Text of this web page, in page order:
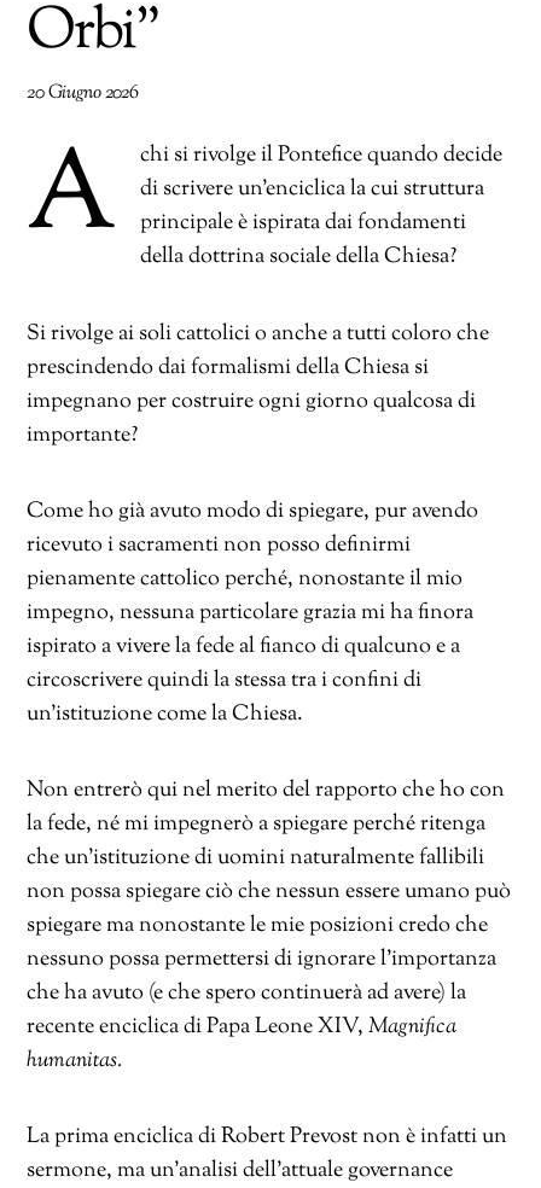
Orbi”
20 Giugno 2026
A
chi si rivolge il Pontefice quando decide
di scrivere un’enciclica la cui struttura
principale è ispirata dai fondamenti
della dottrina sociale della Chiesa?
Si rivolge ai soli cattolici o anche a tutti coloro che
prescindendo dai formalismi della Chiesa si
impegnano per costruire ogni giorno qualcosa di
importante?
Come ho già avuto modo di spiegare, pur avendo
ricevuto i sacramenti non posso definirmi
pienamente cattolico perché, nonostante il mio
impegno, nessuna particolare grazia mi ha finora
ispirato a vivere la fede al fianco di qualcuno e a
circoscrivere quindi la stessa tra i confini di
un’istituzione come la Chiesa.
Non entrerò qui nel merito del rapporto che ho con
la fede, né mi impegnerò a spiegare perché ritenga
che un’istituzione di uomini naturalmente fallibili
non possa spiegare ciò che nessun essere umano può
spiegare ma nonostante le mie posizioni credo che
nessuno possa permettersi di ignorare l’importanza
che ha avuto (e che spero continuerà ad avere) la
recente enciclica di Papa Leone XIV,Magnifica
humanitas.
La prima enciclica di Robert Prevost non è infatti un
sermone, ma un’analisi dell’attuale governance